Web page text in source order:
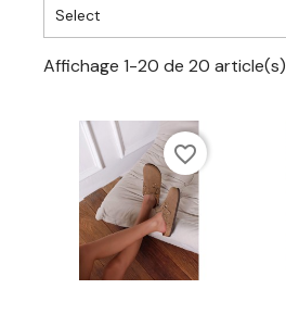
Select
Affichage 1-20 de 20 article(s)
favorite_border